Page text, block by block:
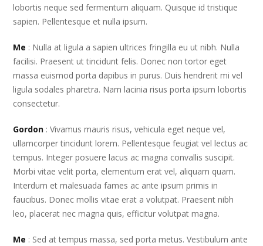
lobortis neque sed fermentum aliquam. Quisque id tristique
sapien. Pellentesque et nulla ipsum.
Me : Nulla at ligula a sapien ultrices fringilla eu ut nibh. Nulla
facilisi. Praesent ut tincidunt felis. Donec non tortor eget
massa euismod porta dapibus in purus. Duis hendrerit mi vel
ligula sodales pharetra. Nam lacinia risus porta ipsum lobortis
consectetur.
Gordon : Vivamus mauris risus, vehicula eget neque vel,
ullamcorper tincidunt lorem. Pellentesque feugiat vel lectus ac
tempus. Integer posuere lacus ac magna convallis suscipit.
Morbi vitae velit porta, elementum erat vel, aliquam quam.
Interdum et malesuada fames ac ante ipsum primis in
faucibus. Donec mollis vitae erat a volutpat. Praesent nibh
leo, placerat nec magna quis, efficitur volutpat magna.
Me : Sed at tempus massa, sed porta metus. Vestibulum ante